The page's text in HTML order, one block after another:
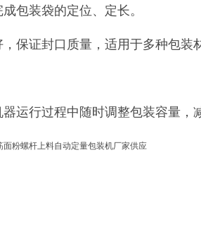
包装袋的定位、定长。
证封口质量，适用于多种包装
行过程中随时调整包装容量，